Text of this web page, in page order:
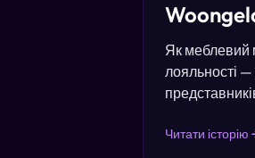
Як меблевий
лояльності —
Читати історію